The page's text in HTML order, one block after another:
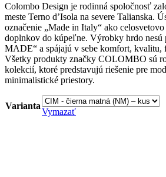
Colombo Design je rodinná spoločnosť
meste Terno d’Isola na severe Talianska.
označenie „Made in Italy“ ako
doplnkov do kúpeľne. Výrobky hrdo nesú
MADE“ a spájajú v sebe komfort, kvalitu,
Všetky produkty značky COLOMBO sú
kolekcií, ktoré predstavujú riešenie pre
minimalistické priestory.
Varianta
Vymazať